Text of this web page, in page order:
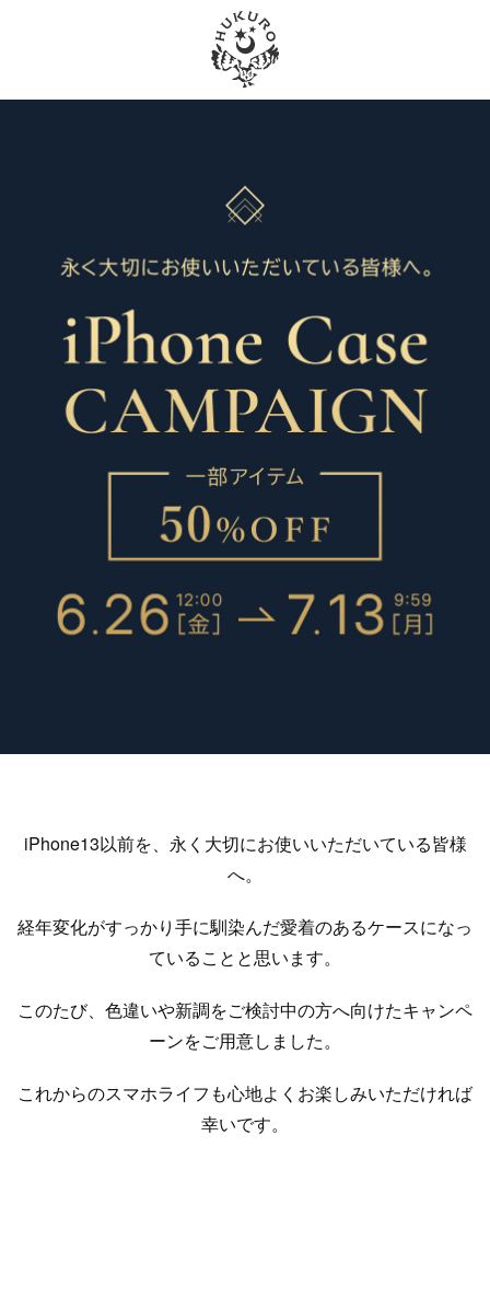
iPhone13以前を、永く大切にお使いいただいている皆様
へ。
経年変化がすっかり手に馴染んだ愛着のあるケースになっ
ていることと思います。
このたび、色違いや新調をご検討中の方へ向けたキャンペ
ーンをご用意しました。
これからのスマホライフも心地よくお楽しみいただければ
幸いです。